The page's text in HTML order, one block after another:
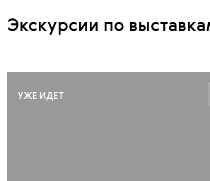
Экскурсии по
УЖЕ ИДЕТ